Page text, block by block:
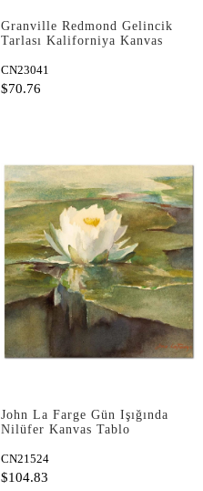
Granville Redmond Gelincik
Tarlası Kaliforniya Kanvas
CN23041
$70.76
John La Farge Gün Işığında
Nilüfer Kanvas Tablo
CN21524
$104.83